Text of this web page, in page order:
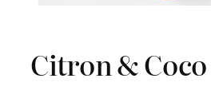
Citron & Coco